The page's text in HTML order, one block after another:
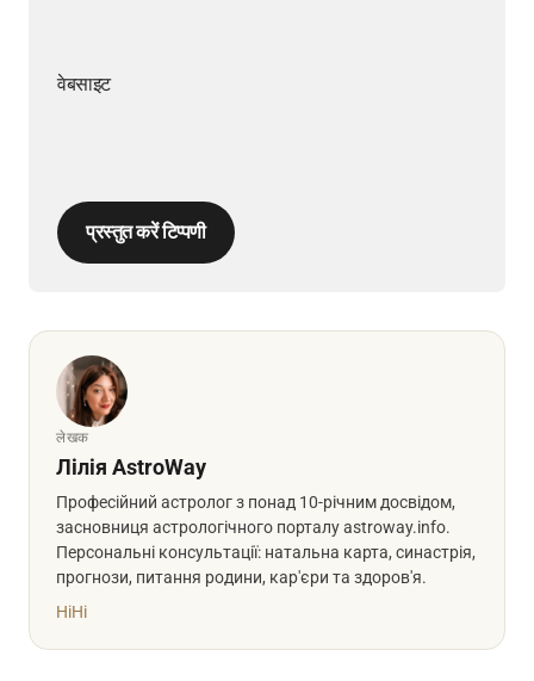
वेबसाइट
प्रस्तुत करें टिप्पणी
लेखक
Лілія AstroWay
Професійний астролог з понад 10-річним досвідом,
засновниця астрологічного порталу astroway.info.
Персональні консультації: натальна карта, синастрія,
прогнози, питання родини, кар'єри та здоров'я.
HiHi